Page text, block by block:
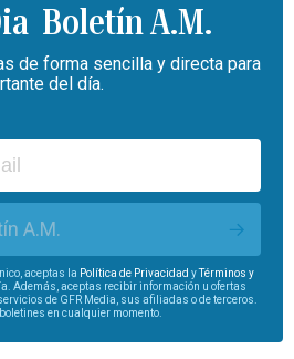
Boletín A.M.
de forma sencilla y directa para
del día.
A.M.
aceptas la Política de Privacidad yTérminos y
Además, aceptas recibir información u ofertas
de GFR Media, sus afiliadas o de terceros.
en cualquier momento.